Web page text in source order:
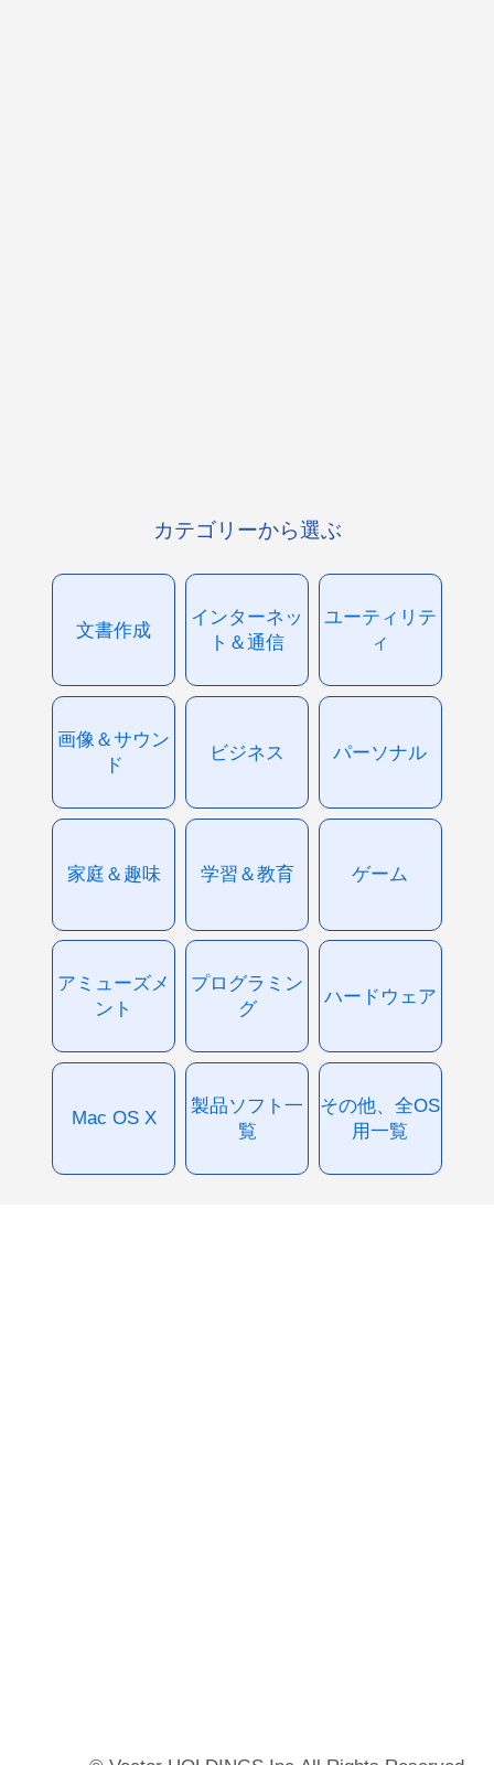
カテゴリーから選ぶ
文書作成
インターネッ
ト＆通信
ユーティリテ
ィ
画像＆サウン
ド
ビジネス パーソナル
家庭＆趣味 学習＆教育 ゲーム
アミューズメ
ント
プログラミン
グ
ハードウェア
Mac OS X
製品ソフト一
覧
その他、全OS
用一覧